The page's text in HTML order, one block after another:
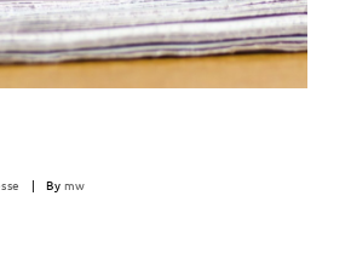
| By mw